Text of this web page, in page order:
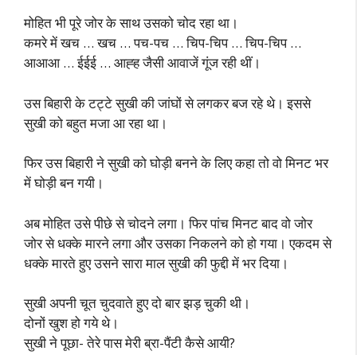
मोहित भी पूरे जोर के साथ उसको चोद रहा था।
कमरे में खच … खच … पच-पच … चिप-चिप … चिप-चिप …
आआआ … ईईई … आह्ह जैसी आवाजें गूंज रही थीं।
उस बिहारी के टट्टे सुखी की जांघों से लगकर बज रहे थे। इससे
सुखी को बहुत मजा आ रहा था।
फिर उस बिहारी ने सुखी को घोड़ी बनने के लिए कहा तो वो मिनट भर
में घोड़ी बन गयी।
अब मोहित उसे पीछे से चोदने लगा। फिर पांच मिनट बाद वो जोर
जोर से धक्के मारने लगा और उसका निकलने को हो गया। एकदम से
धक्के मारते हुए उसने सारा माल सुखी की फुद्दी में भर दिया।
सुखी अपनी चूत चुदवाते हुए दो बार झड़ चुकी थी।
दोनों खुश हो गये थे।
सुखी ने पूछा- तेरे पास मेरी ब्रा-पैंटी कैसे आयी?